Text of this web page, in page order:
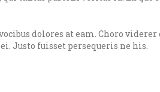
dolores at eam. Choro viderer
Justo fuisset persequeris ne his.